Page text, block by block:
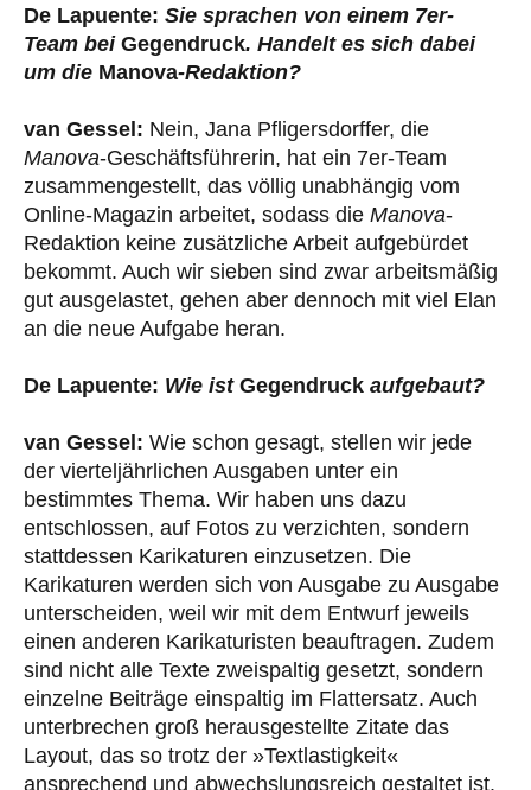
De Lapuente: Sie sprachen von einem 7er-
Team bei Gegendruck. Handelt es sich dabei
um die Manova-Redaktion?
van Gessel: Nein, Jana Pfligersdorffer, die
Manova-Geschäftsführerin, hat ein 7er-Team
zusammengestellt, das völlig unabhängig vom
Online-Magazin arbeitet, sodass die Manova-
Redaktion keine zusätzliche Arbeit aufgebürdet
bekommt. Auch wir sieben sind zwar arbeitsmäßig
gut ausgelastet, gehen aber dennoch mit viel Elan
an die neue Aufgabe heran.
De Lapuente: Wie istGegendruck aufgebaut?
van Gessel: Wie schon gesagt, stellen wir jede
der vierteljährlichen Ausgaben unter ein
bestimmtes Thema. Wir haben uns dazu
entschlossen, auf Fotos zu verzichten, sondern
stattdessen Karikaturen einzusetzen. Die
Karikaturen werden sich von Ausgabe zu Ausgabe
unterscheiden, weil wir mit dem Entwurf jeweils
einen anderen Karikaturisten beauftragen. Zudem
sind nicht alle Texte zweispaltig gesetzt, sondern
einzelne Beiträge einspaltig im Flattersatz. Auch
unterbrechen groß herausgestellte Zitate das
Layout, das so trotz der »Textlastigkeit«
ansprechend und abwechslungsreich gestaltet ist.